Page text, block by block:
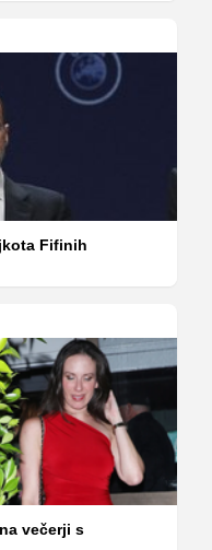
Fifinih
večerji s